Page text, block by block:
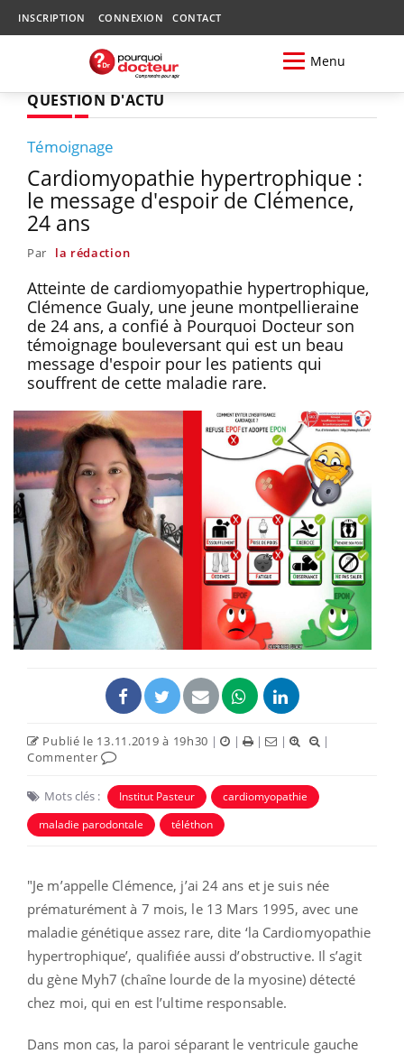
INSCRIPTION CONNEXION CONTACT
Menu
QUESTION D'ACTU
Témoignage
Cardiomyopathie hypertrophique :
le message d'espoir de Clémence,
24 ans
Par la rédaction
Atteinte de cardiomyopathie hypertrophique,
Clémence Gualy, une jeune montpellieraine
de 24 ans, a confié à Pourquoi Docteur son
témoignage bouleversant qui est un beau
message d'espoir pour les patients qui
souffrent de cette maladie rare.
Publié le 13.11.2019 à 19h30 | | | |
|
Commenter
Mots clés : Institut Pasteur
cardiomyopathie
maladie parodontale
téléthon
"Je m’appelle Clémence, j’ai 24 ans et je suis née
prématurément à 7 mois, le 13 Mars 1995, avec une
maladie génétique assez rare, dite ‘la Cardiomyopathie
hypertrophique’, qualifiée aussi d’obstructive. Il s’agit
du gène Myh7 (chaîne lourde de la myosine) détecté
chez moi, qui en est l’ultime responsable.
Dans mon cas, la paroi séparant le ventricule gauche